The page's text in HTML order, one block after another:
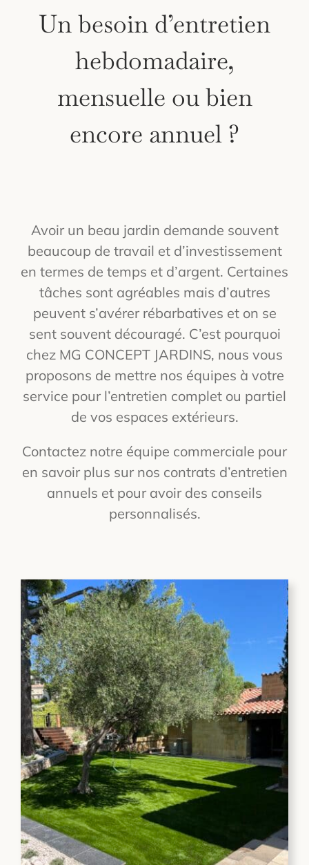
Un besoin d’entretien
hebdomadaire,
mensuelle ou bien
encore annuel ?
Avoir un beau jardin demande souvent
beaucoup de travail et d’investissement
en termes de temps et d’argent. Certaines
tâches sont agréables mais d’autres
peuvent s’avérer rébarbatives et on se
sent souvent découragé. C’est pourquoi
chez MG CONCEPT JARDINS, nous vous
proposons de mettre nos équipes à votre
service pour l’entretien complet ou partiel
de vos espaces extérieurs.
Contactez notre équipe commerciale pour
en savoir plus sur nos contrats d’entretien
annuels et pour avoir des conseils
personnalisés.